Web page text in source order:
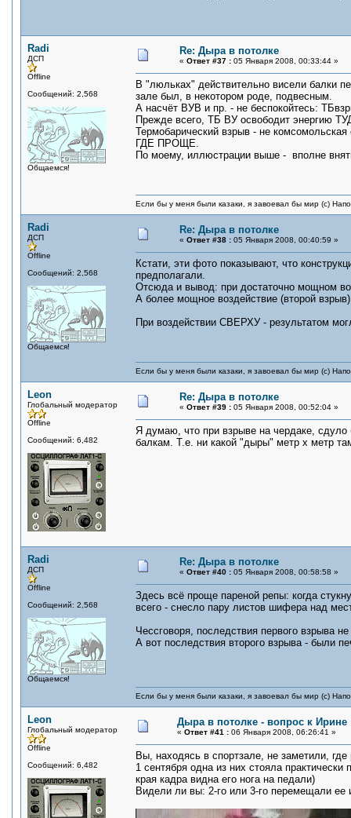
Radi
ДСП
Offline
Сообщений: 2,568
Общаемся!
Re: Дыра в потолке
« Ответ #37 : 05 Января 2008, 00:33:44 »
В "люльках" действительно висели балки
зале был, в некотором роде, подвесным.
А насчёт ВУВ и пр. - не беспокойтесь:
Прежде всего, ТБ ВУ освободит энергию
Термобарический взрыв - не
ГДЕ ПРОЩЕ.
По моему, иллюстрации выше - вполне
Если бы у меня были казаки, я завоевал бы мир (с)
Radi
ДСП
Offline
Сообщений: 2,568
Общаемся!
Re: Дыра в потолке
« Ответ #38 : 05 Января 2008, 00:40:59 »
Кстати, эти фото показывают, что
предполагали.
Отсюда и вывод: при достаточно мощном
А более мощное воздействие (второй
При воздействии СВЕРХУ - результатом
Если бы у меня были казаки, я завоевал бы мир (с)
Leon
Глобальный модератор
Offline
Сообщений: 6,482
Re: Дыра в потолке
« Ответ #39 : 05 Января 2008, 00:52:04 »
Я думаю, что при взрыве на чердаке,
балкам. Т.е. ни какой "дыры" метр х метр
Radi
ДСП
Offline
Сообщений: 2,568
Общаемся!
Re: Дыра в потолке
« Ответ #40 : 05 Января 2008, 00:58:58 »
Здесь всё проще пареной репы: когда
всего - снесло пару листов шифера над
Чессговоря, последствия первого взрыва
А вот последствия второго взрыва - были
Если бы у меня были казаки, я завоевал бы мир (с)
Leon
Глобальный модератор
Offline
Сообщений: 6,482
Дыра в потолке - вопрос к Ирине
« Ответ #41 : 06 Января 2008, 06:26:41 »
Вы, находясь в спортзале, не заметили,
1 сентября одна из них стояла
края кадра видна его нога на педали)
Видели ли вы: 2-го или 3-го перемещали ее